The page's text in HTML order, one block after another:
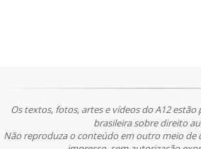
Os textos, fotos, artes e vídeos do A12 estão
brasileira sobre direito
Não reproduza o conteúdo em outro meio de